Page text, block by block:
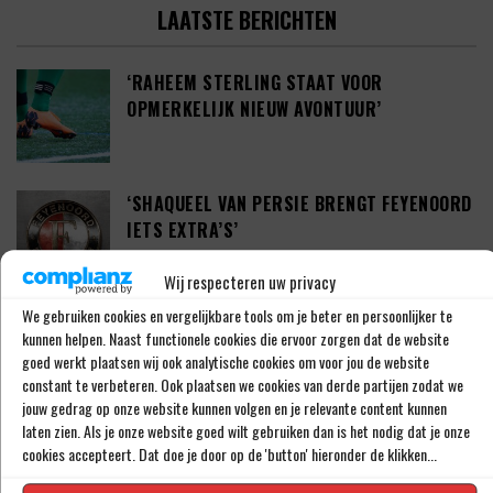
Wij respecteren uw privacy
We gebruiken cookies en vergelijkbare tools om je beter en persoonlijker te
kunnen helpen. Naast functionele cookies die ervoor zorgen dat de website
goed werkt plaatsen wij ook analytische cookies om voor jou de website
constant te verbeteren. Ook plaatsen we cookies van derde partijen zodat we
jouw gedrag op onze website kunnen volgen en je relevante content kunnen
laten zien. Als je onze website goed wilt gebruiken dan is het nodig dat je onze
cookies accepteert. Dat doe je door op de 'button' hieronder de klikken...
LAATSTE BERICHTEN
‘RAHEEM STERLING STAAT VOOR
OPMERKELIJK NIEUW AVONTUUR’
‘SHAQUEEL VAN PERSIE BRENGT FEYENOORD
IETS EXTRA’S’
DEFINITIEF: IN-BEOM HWANG ZET LOOPBAAN
VOORT BIJ FC PORTO
‘CRYSENSIO SUMMERVILLE DICHT BIJ
AKKOORD MET AS ROMA’